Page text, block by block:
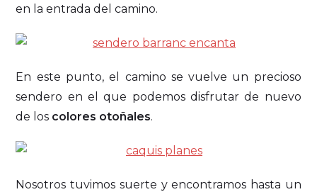
en la entrada del camino.
En este punto, el camino se vuelve un precioso
sendero en el que podemos disfrutar de nuevo
de los colores otoñales.
Nosotros tuvimos suerte y encontramos hasta un